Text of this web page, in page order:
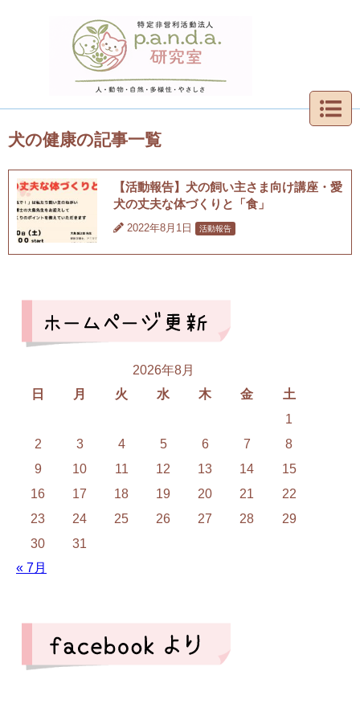
犬の健康の記事一覧
【活動報告】犬の飼い主さま向け講座・愛
犬の丈夫な体づくりと「食」
2022年8月1日 活動報告
2026年8月
日
月 火 水 木 金
土
1
2
3 4 5 6 7
8
9
10 11 12 13 14
15
16
17 18 19 20 21
22
23
24 25 26 27 28
29
30
31
« 7月